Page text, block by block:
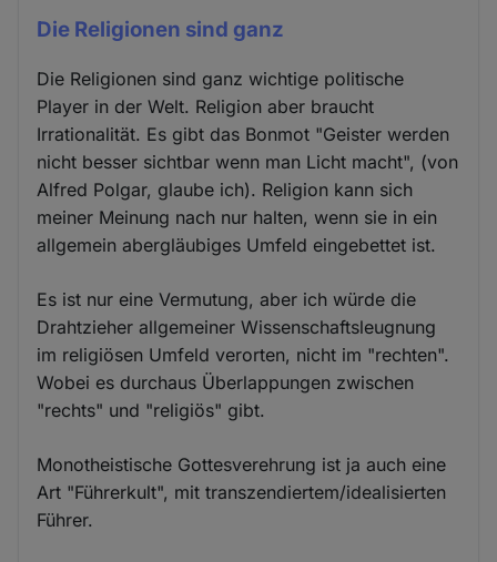
Die Religionen sind ganz
Die Religionen sind ganz wichtige politische
Player in der Welt. Religion aber braucht
Irrationalität. Es gibt das Bonmot "Geister werden
nicht besser sichtbar wenn man Licht macht", (von
Alfred Polgar, glaube ich). Religion kann sich
meiner Meinung nach nur halten, wenn sie in ein
allgemein abergläubiges Umfeld eingebettet ist.
Es ist nur eine Vermutung, aber ich würde die
Drahtzieher allgemeiner Wissenschaftsleugnung
im religiösen Umfeld verorten, nicht im "rechten".
Wobei es durchaus Überlappungen zwischen
"rechts" und "religiös" gibt.
Monotheistische Gottesverehrung ist ja auch eine
Art "Führerkult", mit transzendiertem/idealisierten
Führer.